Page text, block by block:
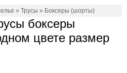
» Трусы » Боксеры (шорты)
боксеры
цвете размер